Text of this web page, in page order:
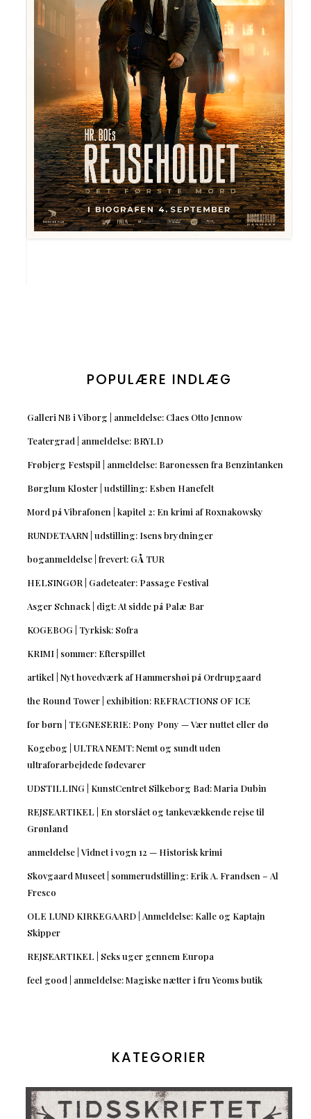
POPULÆRE INDLÆG
Galleri NB i Viborg | anmeldelse: Claes Otto Jennow
Teatergrad | anmeldelse: BRYLD
Frøbjerg Festspil | anmeldelse: Baronessen fra Benzintanken
Børglum Kloster | udstilling: Esben Hanefelt
Mord på Vibrafonen | kapitel 2: En krimi af Roxnakowsky
RUNDETAARN | udstilling: Isens brydninger
boganmeldelse | frevert: GÅ TUR
HELSINGØR | Gadeteater: Passage Festival
Asger Schnack | digt: At sidde på Palæ Bar
KOGEBOG | Tyrkisk: Sofra
KRIMI | sommer: Efterspillet
artikel | Nyt hovedværk af Hammershøi på Ordrupgaard
the Round Tower | exhibition: REFRACTIONS OF ICE
for børn | TEGNESERIE: Pony Pony — Vær nuttet eller dø
Kogebog | ULTRA NEMT: Nemt og sundt uden
ultraforarbejdede fødevarer
UDSTILLING | KunstCentret Silkeborg Bad: Maria Dubin
REJSEARTIKEL | En storslået og tankevækkende rejse til
Grønland
anmeldelse | Vidnet i vogn 12 — Historisk krimi
Skovgaard Museet | sommerudstilling: Erik A. Frandsen – Al
Fresco
OLE LUND KIRKEGAARD | Anmeldelse: Kalle og Kaptajn
Skipper
REJSEARTIKEL | Seks uger gennem Europa
feel good | anmeldelse: Magiske nætter i fru Yeoms butik
KATEGORIER